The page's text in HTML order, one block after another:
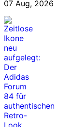
07 Aug, 2026